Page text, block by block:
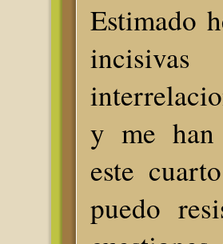
Estimado
y me han
este
puedo